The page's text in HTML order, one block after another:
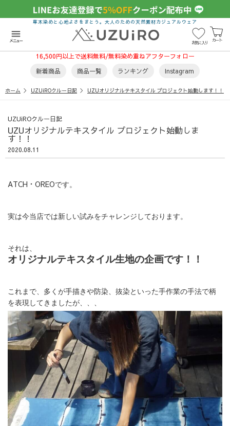
menu
メニュー お気に入り カート
草木染めと心地よさをまとう。大人のための天然素材カジュアルウェア
16,500円以上で送料無料/無料染め重ねアフターフォロー
新着商品
商品一覧 ランキング Instagram
ホーム UZUiROクルー日記 UZUオリジナルテキスタイル プロジェクト始動します！！
UZUiROクルー日記
UZUオリジナルテキスタイル プロジェクト始動しま
す！！
2020.08.11
ATCH・OREOです。
実は今当店では新しい試みをチャレンジしております。
それは、
オリジナルテキスタイル生地の企画です！！
これまで、多くが手描きや防染、抜染といった手作業の手法で柄
を表現してきましたが、、、